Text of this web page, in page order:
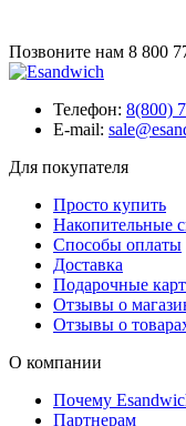
Позвоните нам 8 800
Телефон: 8(800)
E-mail:
Для покупателя
Просто купить
Накопительные
Способы оплаты
Доставка
Подарочные
Отзывы о
Отзывы о
О компании
Почему
Партнерам